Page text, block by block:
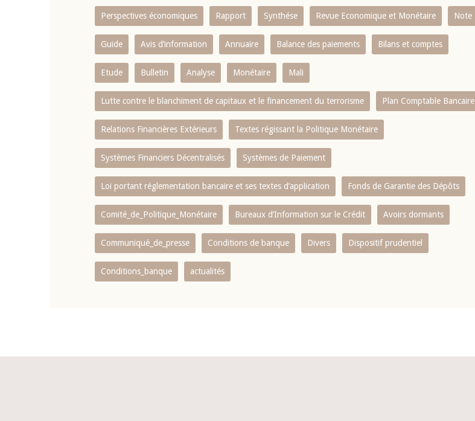
Perspectives économiques Rapport Synthése Revue Economique et Monétaire Note
Guide Avis d’information Annuaire Balance des paiements Bilans et comptes
Etude Bulletin Analyse Monétaire Mali
Lutte contre le blanchiment de capitaux et le financement du terrorisme Plan Comptable Bancaire
Relations Financières Extérieurs Textes régissant la Politique Monétaire
Systèmes Financiers Décentralisés Systèmes de Paiement
Loi portant réglementation bancaire et ses textes d’application Fonds de Garantie des Dépôts
Comité_de_Politique_Monétaire Bureaux d’Information sur le Crédit Avoirs dormants
Communiqué_de_presse Conditions de banque Divers Dispositif prudentiel
Conditions_banque actualités